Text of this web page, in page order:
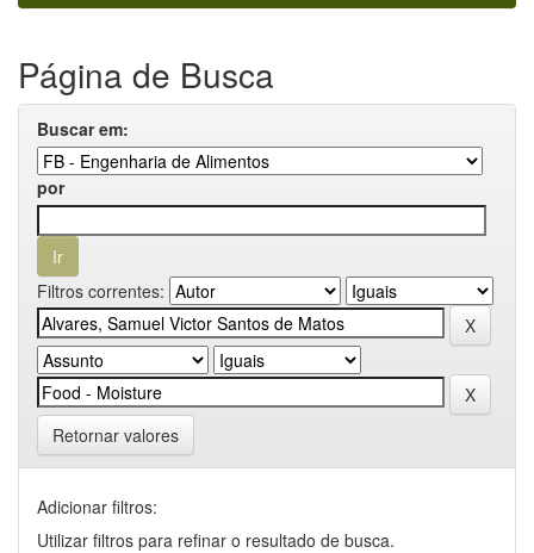
Página de Busca
Buscar em:
por
Filtros correntes:
Retornar valores
Adicionar filtros:
Utilizar filtros para refinar o resultado de busca.